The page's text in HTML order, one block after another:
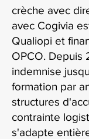
crèche avec
avec Cogivia
Qualiopi et
OPCO. Depuis
indemnise
formation par
structures
contrainte
s'adapte